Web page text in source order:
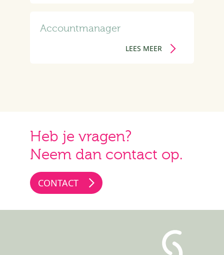
Accountmanager
LEES MEER
Heb je vragen?
Neem dan contact op.
CONTACT